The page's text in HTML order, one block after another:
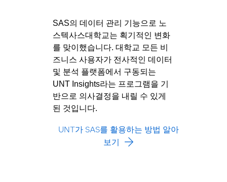
SAS의 데이터 관리 기능으로 노
스텍사스대학교는 획기적인 변화
를 맞이했습니다. 대학교 모든 비
즈니스 사용자가 전사적인 데이터
및 분석 플랫폼에서 구동되는
UNT Insights라는 프로그램을 기
반으로 의사결정을 내릴 수 있게
된 것입니다.
UNT가 SAS를 활용하는 방법 알아
보기